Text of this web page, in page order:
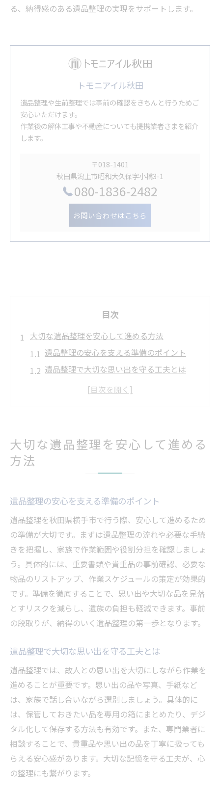
る、納得感のある遺品整理の実現をサポートします。
トモニアイル秋田
遺品整理や生前整理では事前の確認をきちんと行うためご
安心いただけます。
作業後の解体工事や不動産についても提携業者さまを紹介
します。
〒018-1401
秋田県潟上市昭和大久保字小橋3-1
080-1836-2482
お問い合わせはこちら
目次
大切な遺品整理を安心して進める方法
遺品整理の安心を支える準備のポイント
遺品整理で大切な思い出を守る工夫とは
家族と向き合う遺品整理の心構えと実践
遺品整理で家族の負担を軽減する実践術
秋田県横手市で遺品整理を始める前に知るべき
こと
秋田県横手市で遺品整理の注意点を理解
遺品整理の流れと必要な準備について解説
遺品整理で失敗しないためのポイント集
秋田県横手市の遺品整理でよくある疑問点
遺品整理の進め方と相談先の探し方ガイド
遺品整理の費用相場が気になる方へ
遺品整理の費用相場と料金の目安を解説
費用が変動する遺品整理の要因を知ろう
遺品整理費用を抑えるコツと工夫とは
追加料金が発生しやすい遺品整理のケース
遺品整理の費用相談と比較方法を紹介
信頼できる遺品整理業者を見極めるポイント
遺品整理業者の信頼性を見極める基準とは
遺品整理の口コミや評判を活用した選び方
悪質業者を避ける遺品整理の注意点を解説
遺品整理の認定や資格の有無も確認しよう
大切な遺品整理を安心して進める
方法
遺品整理の安心を支える準備のポイント
遺品整理を秋田県横手市で行う際、安心して進めるため
の準備が大切です。まずは遺品整理の流れや必要な手続
きを把握し、家族で作業範囲や役割分担を確認しましょ
う。具体的には、重要書類や貴重品の事前確認、必要な
物品のリストアップ、作業スケジュールの策定が効果的
です。準備を徹底することで、思い出や大切な品を見落
とすリスクを減らし、遺族の負担も軽減できます。事前
の段取りが、納得のいく遺品整理の第一歩となります。
遺品整理で大切な思い出を守る工夫とは
遺品整理では、故人との思い出を大切にしながら作業を
進めることが重要です。思い出の品や写真、手紙など
は、家族で話し合いながら選別しましょう。具体的に
は、保管しておきたい品を専用の箱にまとめたり、デジ
タル化して保存する方法も有効です。また、専門業者に
相談することで、貴重品や思い出の品を丁寧に扱っても
らえる安心感があります。大切な記憶を守る工夫が、心
の整理にも繋がります。